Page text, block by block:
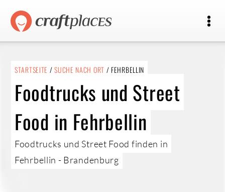
STARTSEITE /SUCHE NACH ORT / FEHRBELLIN
Foodtrucks und Street
Food in Fehrbellin
Foodtrucks und Street Food finden in
Fehrbellin - Brandenburg